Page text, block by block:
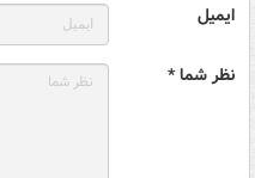
ایمیل
نظر شما *